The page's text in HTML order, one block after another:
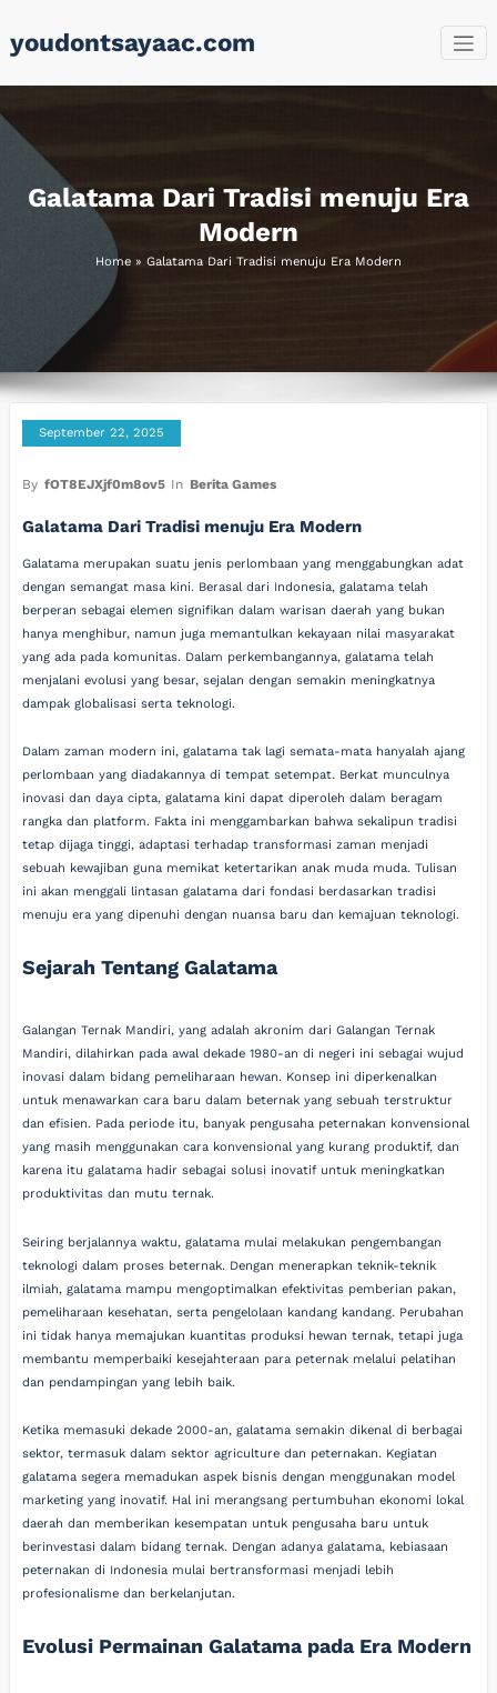
to
content
youdontsayaac.com
Galatama Dari Tradisi menuju Era
Modern
Home » Galatama Dari Tradisi menuju Era Modern
September 22, 2025
By fOT8EJXjf0m8ov5 In Berita Games
Galatama Dari Tradisi menuju Era Modern
Galatama merupakan suatu jenis perlombaan yang menggabungkan adat
dengan semangat masa kini. Berasal dari Indonesia, galatama telah
berperan sebagai elemen signifikan dalam warisan daerah yang bukan
hanya menghibur, namun juga memantulkan kekayaan nilai masyarakat
yang ada pada komunitas. Dalam perkembangannya, galatama telah
menjalani evolusi yang besar, sejalan dengan semakin meningkatnya
dampak globalisasi serta teknologi.
Dalam zaman modern ini, galatama tak lagi semata-mata hanyalah ajang
perlombaan yang diadakannya di tempat setempat. Berkat munculnya
inovasi dan daya cipta, galatama kini dapat diperoleh dalam beragam
rangka dan platform. Fakta ini menggambarkan bahwa sekalipun tradisi
tetap dijaga tinggi, adaptasi terhadap transformasi zaman menjadi
sebuah kewajiban guna memikat ketertarikan anak muda muda. Tulisan
ini akan menggali lintasan galatama dari fondasi berdasarkan tradisi
menuju era yang dipenuhi dengan nuansa baru dan kemajuan teknologi.
Sejarah Tentang Galatama
Galangan Ternak Mandiri, yang adalah akronim dari Galangan Ternak
Mandiri, dilahirkan pada awal dekade 1980-an di negeri ini sebagai wujud
inovasi dalam bidang pemeliharaan hewan. Konsep ini diperkenalkan
untuk menawarkan cara baru dalam beternak yang sebuah terstruktur
dan efisien. Pada periode itu, banyak pengusaha peternakan konvensional
yang masih menggunakan cara konvensional yang kurang produktif, dan
karena itu galatama hadir sebagai solusi inovatif untuk meningkatkan
produktivitas dan mutu ternak.
Seiring berjalannya waktu, galatama mulai melakukan pengembangan
teknologi dalam proses beternak. Dengan menerapkan teknik-teknik
ilmiah, galatama mampu mengoptimalkan efektivitas pemberian pakan,
pemeliharaan kesehatan, serta pengelolaan kandang kandang. Perubahan
ini tidak hanya memajukan kuantitas produksi hewan ternak, tetapi juga
membantu memperbaiki kesejahteraan para peternak melalui pelatihan
dan pendampingan yang lebih baik.
Ketika memasuki dekade 2000-an, galatama semakin dikenal di berbagai
sektor, termasuk dalam sektor agriculture dan peternakan. Kegiatan
galatama segera memadukan aspek bisnis dengan menggunakan model
marketing yang inovatif. Hal ini merangsang pertumbuhan ekonomi lokal
daerah dan memberikan kesempatan untuk pengusaha baru untuk
berinvestasi dalam bidang ternak. Dengan adanya galatama, kebiasaan
peternakan di Indonesia mulai bertransformasi menjadi lebih
profesionalisme dan berkelanjutan.
Evolusi Permainan Galatama pada Era Modern